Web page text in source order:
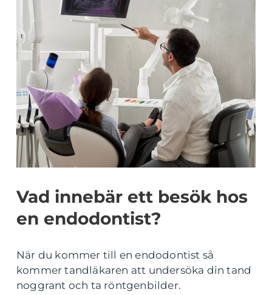
Vad innebär ett besök hos
en endodontist?
När du kommer till en endodontist så
kommer tandläkaren att undersöka din tand
noggrant och ta röntgenbilder.